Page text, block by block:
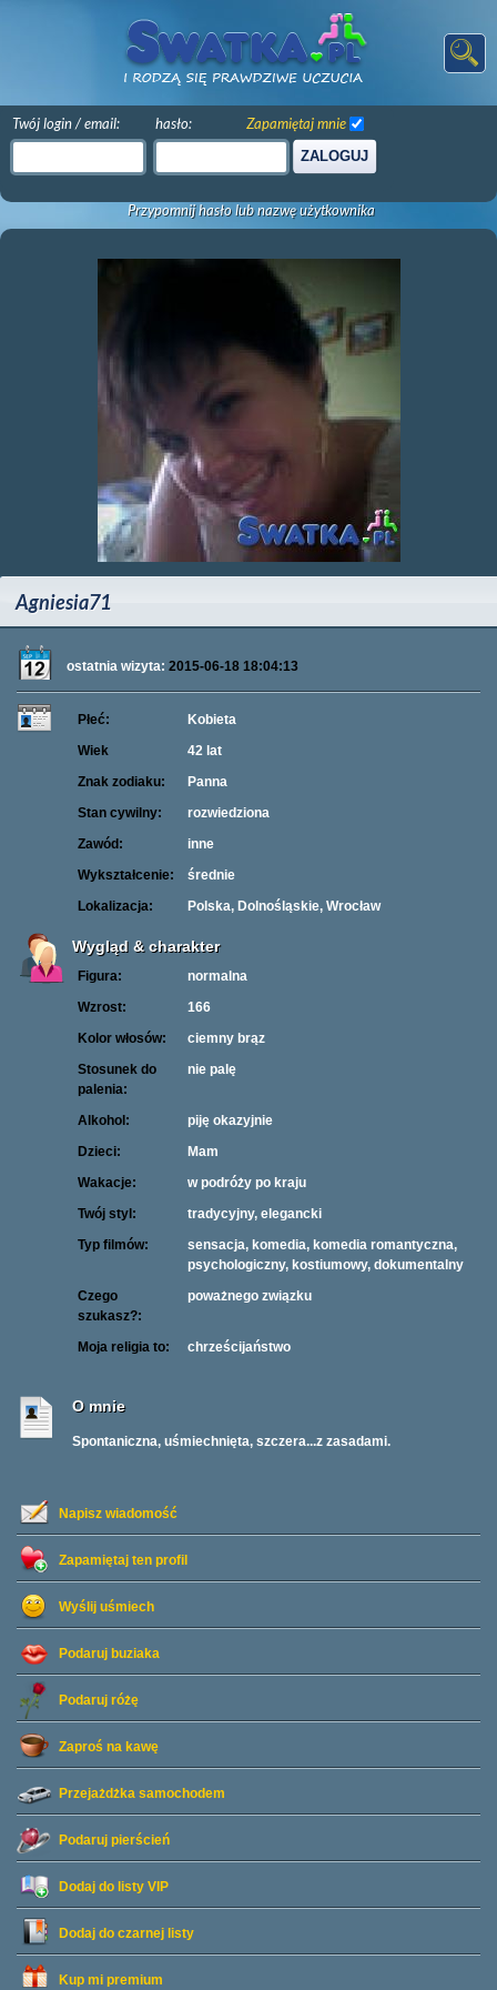
Twój login / email: hasło:
ZALOGUJ
Zapamiętaj mnie
Przypomnij hasło lub nazwę użytkownika
Agniesia71
ostatnia wizyta: 2015-06-18 18:04:13
Napisz wiadomość
Zapamiętaj ten profil
Wyślij uśmiech
Podaruj buziaka
Podaruj różę
Zaproś na kawę
Przejażdżka samochodem
Podaruj pierścień
Dodaj do listy VIP
Dodaj do czarnej listy
Kup mi premium
Płeć:
Kobieta
Wiek
42 lat
Znak zodiaku:
Panna
Stan cywilny:
rozwiedziona
Zawód:
inne
Wykształcenie:
średnie
Lokalizacja:
Polska, Dolnośląskie, Wrocław
Wygląd & charakter
Figura:
normalna
Wzrost:
166
Kolor włosów:
ciemny brąz
Stosunek do
palenia:
nie palę
Alkohol:
piję okazyjnie
Dzieci:
Mam
Wakacje:
w podróży po kraju
Twój styl:
tradycyjny, elegancki
Typ filmów:
sensacja, komedia, komedia romantyczna,
psychologiczny, kostiumowy, dokumentalny
Czego
szukasz?:
poważnego związku
Moja religia to: chrześcijaństwo
O mnie
Spontaniczna, uśmiechnięta, szczera...z zasadami.